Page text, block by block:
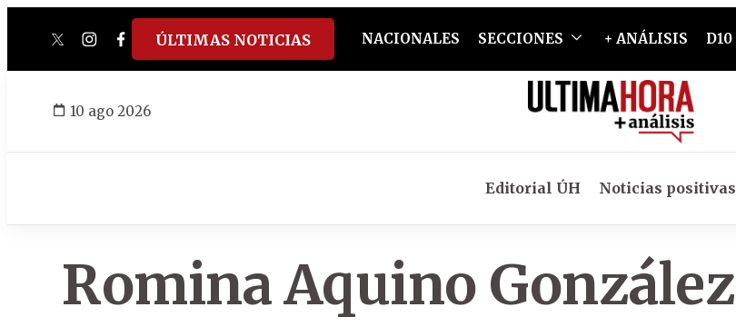
twitterinstagram
facebook
tiktokyoutube
spotify
ÚLTIMAS NOTICIAS NACIONALES SECCIONES + ANÁLISIS D10
10 ago 2026
Editorial ÚH Noticias positivas
Romina Aquino González